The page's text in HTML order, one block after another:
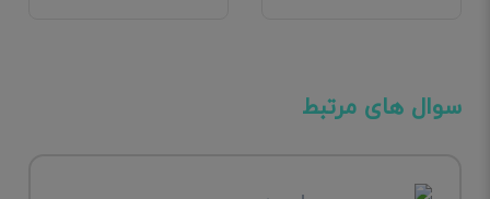
سوال های مرتبط